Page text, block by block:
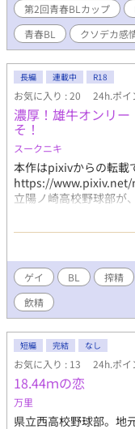
第2回青春BLカップ
青春BL
クソデカ感
長編 連載中 R18
お気に入り : 20 24h.ポイ
濃厚！雄牛オンリ
そ！
スークニキ
本作はpixivからの転載
https://www.pixiv.net/
立陽ノ崎高校野球部が
異の栄養飲料『ストロ
俺たちは山奥にそびえ
た！ 出迎えてくれた
そして、牛舎にずらり
の…筋骨隆々に鍛え上
た。 そして、俺たちの
衝撃の搾乳メソッド！
場主の丸太みてえな腕
ッッブリと突き刺さる
ぅぅぅッ！」 搾乳棟に
の快感に身をよじり、
クは、最高の快感から
れで、その真髄を味わ
まみれた、最高の職場
ゲイ BL 搾精
飲精
短編 完結 なし
お気に入り : 13 24h.ポイ
18.44ｍの恋
万里
県立西高校野球部。地